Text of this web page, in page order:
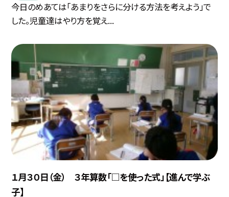
今日のめあては「あまりをさらに分ける方法を考えよう」で
した。児童達はやり方を覚え...
１月３０日（金） ３年算数「□を使った式」【進んで学ぶ
子】